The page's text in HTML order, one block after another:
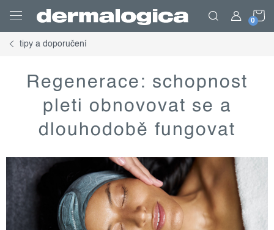
obsah
tipy a doporučení
Regenerace: schopnost
pleti obnovovat se a
dlouhodobě fungovat